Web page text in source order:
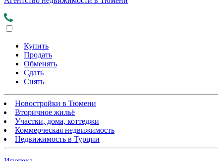
Купить
Продать
Обменять
Сдать
Снять
Новостройки в Тюмени
Вторичное жильё
Участки, дома, коттеджи
Коммерческая недвижимость
Недвижимость в Турции